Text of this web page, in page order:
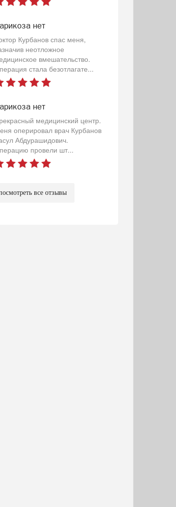
нет
Курбанов спас меня,
неотложное
вмешательство.
стала безотлагате...
нет
медицинский центр.
оперировал врач Курбанов
Абдурашидович.
провели шт...
все отзывы